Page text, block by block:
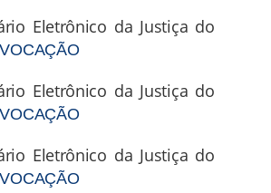
Eletrônico da Justiça do
Eletrônico da Justiça do
Eletrônico da Justiça do